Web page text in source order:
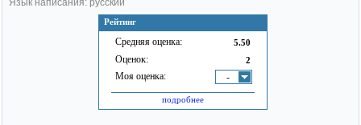
Рейтинг
Средняя оценка: 5.50
Оценок: 2
Моя оценка: -
подробнее
Язык написания: русский